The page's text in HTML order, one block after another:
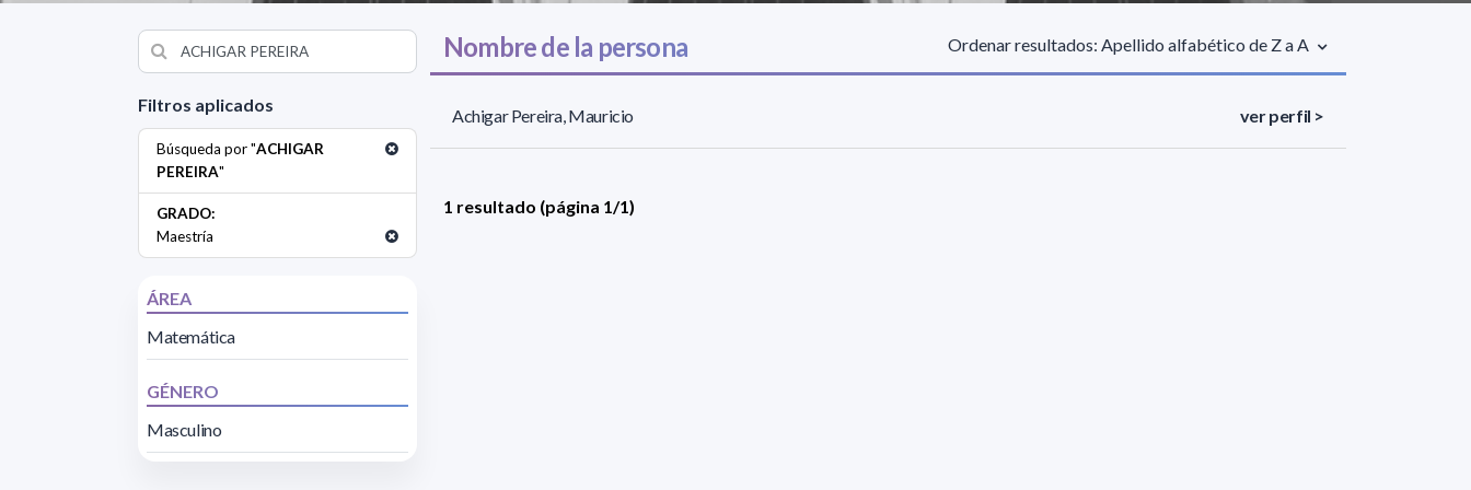
Filtros aplicados
Búsqueda por "ACHIGAR
PEREIRA"
GRADO:
Maestría
ÁREA
Matemática
GÉNERO
Masculino
Nombre de la persona Ordenar resultados: Apellido alfabético de Z a A
Achigar Pereira, Mauricio ver perfil >
1 resultado (página 1/1)